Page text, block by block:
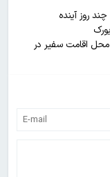
روز آینده
محل اقامت سفیر در